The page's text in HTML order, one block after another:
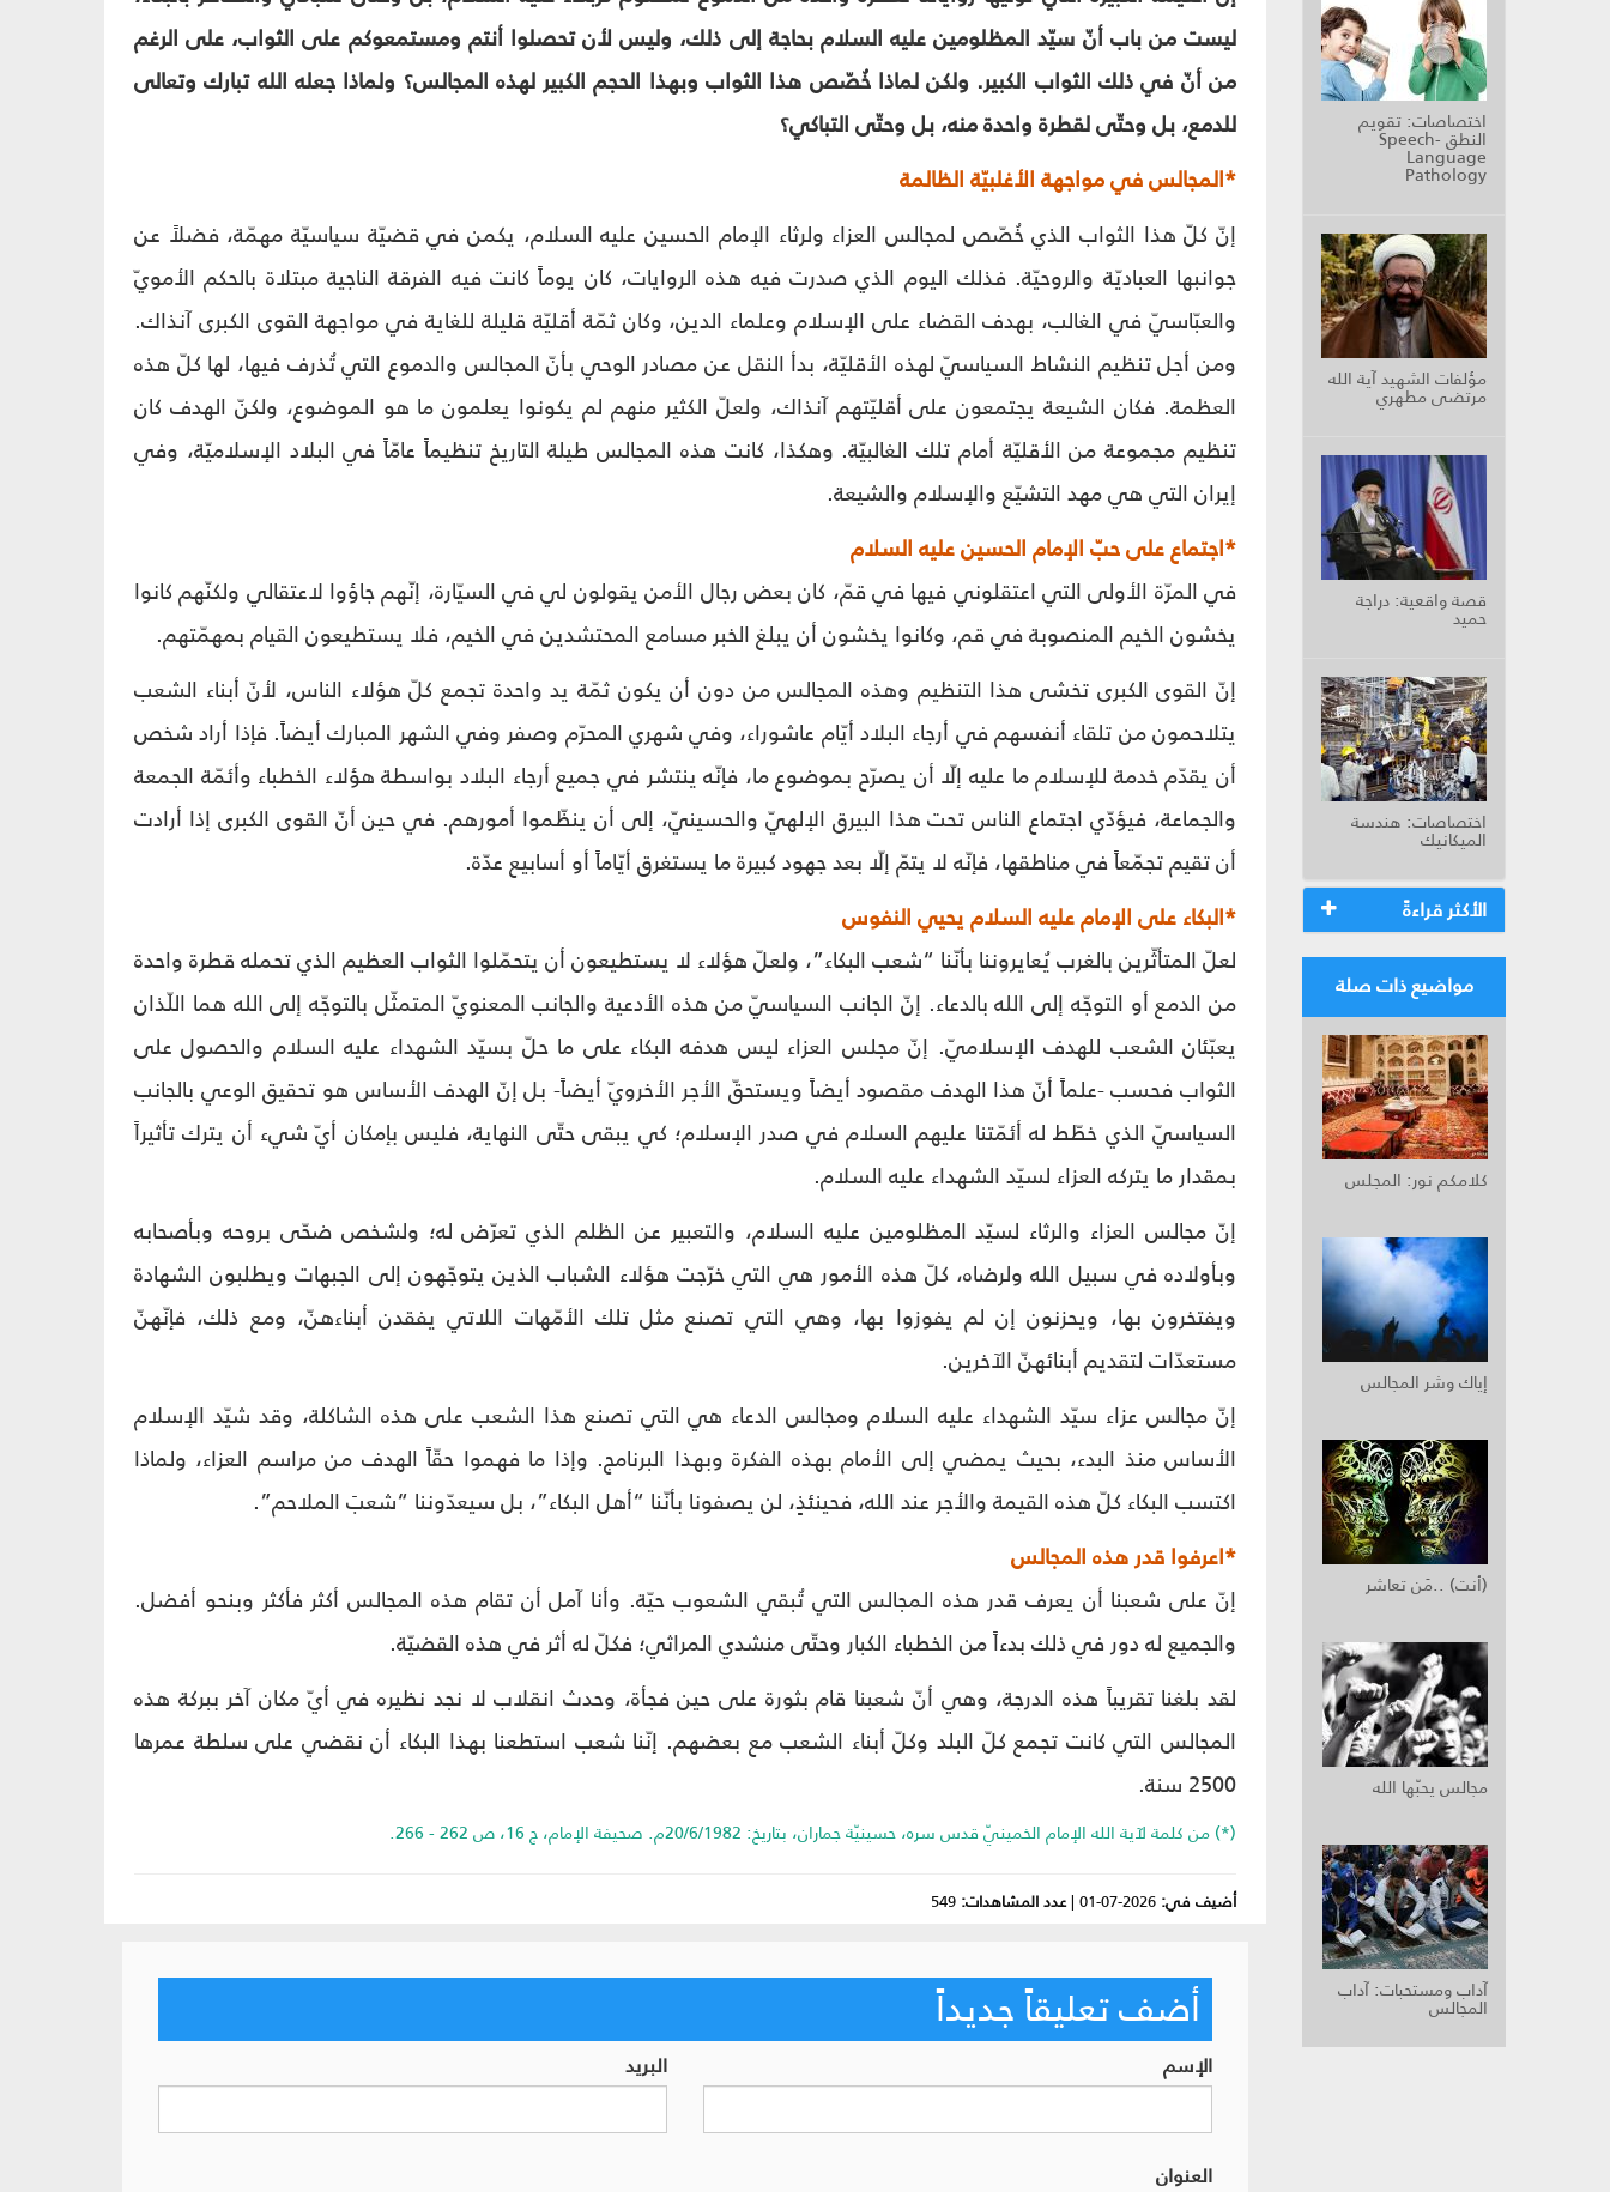
اختصاصات: تقويم
النطق Speech-
Language
Pathology
مؤلفات الشهيد آية الله
مرتضى مطهري
قصة واقعية: دراجة
حميد
اختصاصات: هندسة
الميكانيك
الأكثر قراءةً
مواضيع ذات صلة
كلامكم نور: المجلس‏
إياك وشر المجالس
(أنت) ..مَن تعاشر
مجالس يحبّها الله
آداب ومستحبات‏: آداب
المجالس‏
ليست من باب أنّ سيّد المظلومين عليه السلام بحاجة إلى ذلك، وليس لأن تحصلوا أنتم ومستمعوكم على الثواب، على الرغم
من أنّ في ذلك الثواب الكبير. ولكن لماذا خُصّص هذا الثواب وبهذا الحجم الكبير لهذه المجالس؟ ولماذا جعله الله تبارك وتعالى
للدمع، بل وحتّى لقطرة واحدة منه، بل وحتّى التباكي؟
*المجالس في مواجهة الأغلبيّة الظالمة
إنّ كلّ هذا الثواب الذي خُصّص لمجالس العزاء ولرثاء الإمام الحسين عليه السلام، يكمن في قضيّة سياسيّة مهمّة، فضلاً عن
جوانبها العباديّة والروحيّة. فذلك اليوم الذي صدرت فيه هذه الروايات، كان يوماً كانت فيه الفرقة الناجية مبتلاة بالحكم الأمويّ
والعبّاسيّ في الغالب، بهدف القضاء على الإسلام وعلماء الدين، وكان ثمّة أقليّة قليلة للغاية في مواجهة القوى الكبرى آنذاك.
ومن أجل تنظيم النشاط السياسيّ لهذه الأقليّة، بدأ النقل‏ عن مصادر الوحي بأنّ المجالس والدموع التي تُذرف فيها، لها كلّ هذه
العظمة. فكان الشيعة يجتمعون على أقليّتهم آنذاك، ولعلّ الكثير منهم لم يكونوا يعلمون ما هو الموضوع، ولكنّ الهدف كان
تنظيم مجموعة من الأقليّة أمام تلك الغالبيّة. وهكذا، كانت هذه المجالس طيلة التاريخ تنظيماً عامّاً في البلاد الإسلاميّة، وفي
إيران التي هي مهد التشيّع والإسلام والشيعة.
*اجتماع على حبّ الإمام الحسين عليه السلام
في المرّة الأولى التي اعتقلوني فيها في قمّ، كان بعض رجال الأمن يقولون لي في السيّارة، إنّهم جاؤوا لاعتقالي ولكنّهم كانوا
يخشون الخيم المنصوبة في قم، وكانوا يخشون أن يبلغ الخبر مسامع المحتشدين في الخيم، فلا يستطيعون القيام بمهمّتهم.
إنّ القوى الكبرى تخشى هذا التنظيم وهذه المجالس من دون أن يكون ثمّة يد واحدة تجمع كلّ هؤلاء الناس، لأنّ أبناء الشعب
يتلاحمون من تلقاء أنفسهم في أرجاء البلاد أيّام عاشوراء، وفي شهري المحرّم وصفر وفي الشهر المبارك أيضاً. فإذا أراد شخص
أن يقدّم خدمة للإسلام ما عليه إلّا أن يصرّح بموضوع ما، فإنّه ينتشر في جميع أرجاء البلاد بواسطة هؤلاء الخطباء وأئمّة الجمعة
والجماعة، فيؤدّي اجتماع الناس تحت هذا البيرق الإلهيّ والحسينيّ، إلى أن ينظّموا أمورهم. في حين أنّ القوى الكبرى إذا أرادت
أن تقيم تجمّعاً في مناطقها، فإنّه لا يتمّ إلّا بعد جهود كبيرة ما يستغرق أيّاماً أو أسابيع عدّة.
*البكاء على الإمام عليه السلام يحيي النفوس
لعلّ المتأثّرين بالغرب يُعايروننا بأنّنا “شعب البكاء”، ولعلّ هؤلاء لا يستطيعون أن يتحمّلوا الثواب العظيم الذي تحمله قطرة واحدة
من الدمع أو التوجّه إلى الله بالدعاء. إنّ الجانب السياسيّ من هذه الأدعية والجانب المعنويّ المتمثّل بالتوجّه إلى الله هما اللّذان
يعبّئان الشعب للهدف الإسلاميّ. إنّ مجلس العزاء ليس هدفه البكاء على ما حلّ بسيّد الشهداء عليه السلام والحصول على
الثواب فحسب -علماً أنّ هذا الهدف مقصود أيضاً ويستحقّ الأجر الأخرويّ أيضاً- بل إنّ الهدف الأساس هو تحقيق الوعي بالجانب
السياسيّ الذي خطّط له أئمّتنا عليهم السلام في صدر الإسلام؛ كي يبقى حتّى النهاية، فليس بإمكان أيّ شي‏ء أن يترك تأثيراً
بمقدار ما يتركه العزاء لسيّد الشهداء عليه السلام.
إنّ مجالس العزاء والرثاء لسيّد المظلومين عليه السلام، والتعبير عن الظلم الذي تعرّض له؛ ولشخص ضحّى بروحه وبأصحابه
وبأولاده في سبيل الله ولرضاه، كلّ هذه الأمور هي التي خرّجت هؤلاء الشباب الذين يتوجّهون إلى الجبهات ويطلبون الشهادة
ويفتخرون بها، ويحزنون إن لم يفوزوا بها، وهي التي تصنع مثل تلك الأمّهات اللاتي يفقدن أبناءهنّ، ومع ذلك، فإنّهنّ
مستعدّات لتقديم أبنائهنّ الآخرين.
إنّ مجالس عزاء سيّد الشهداء عليه السلام ومجالس الدعاء هي التي تصنع هذا الشعب على هذه الشاكلة، وقد شيّد الإسلام
الأساس منذ البدء، بحيث يمضي إلى الأمام بهذه الفكرة وبهذا البرنامج. وإذا ما فهموا حقّاً الهدف من مراسم العزاء، ولماذا
اكتسب البكاء كلّ هذه القيمة والأجر عند الله، فحينئذٍ، لن يصفونا بأنّنا “أهل البكاء”، بل سيعدّوننا “شعبَ الملاحم”.
*اعرفوا قدر هذه المجالس
إنّ على شعبنا أن يعرف قدر هذه المجالس التي تُبقي الشعوب حيّة. وأنا آمل أن تقام هذه المجالس أكثر فأكثر وبنحو أفضل.
والجميع له دور في ذلك بدءاً من الخطباء الكبار وحتّى منشدي المراثي؛ فكلّ له أثر في هذه القضيّة.
لقد بلغنا تقريباً هذه الدرجة، وهي أنّ شعبنا قام بثورة على حين فجأة، وحدث انقلاب لا نجد نظيره في أيّ مكان آخر ببركة هذه
المجالس التي كانت تجمع كلّ البلد وكلّ أبناء الشعب مع بعضهم. إنّنا شعب استطعنا بهذا البكاء أن نقضي على سلطة عمرها
2500 سنة.
(*) من كلمة لآية الله الإمام الخمينيّ قدس سره، حسينيّة جماران، بتاريخ: 20/6/1982م. صحيفة الإمام، ج ‏16، ص 262 - 266.
أضيف في: 2026-07-01
|عدد المشاهدات: 549
أضف تعليقاً جديداً
الإسم البريد
العنوان